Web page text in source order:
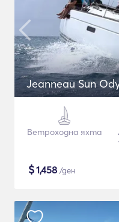
Jeanneau Sun
Ветроходна яхта
$1,458 /ден